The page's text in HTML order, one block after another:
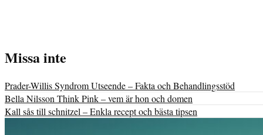
Missa inte
Prader-Willis Syndrom Utseende – Fakta och Behandlingsstöd
Bella Nilsson Think Pink – vem är hon och domen
Kall sås till schnitzel – Enkla recept och bästa tipsen